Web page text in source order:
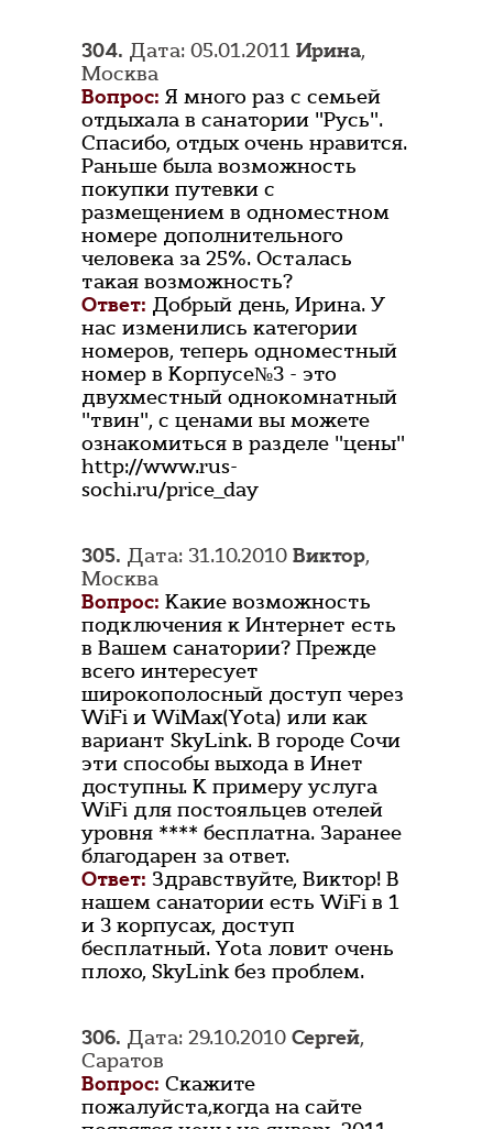
304. Дата: 05.01.2011 Ирина,
Москва
Вопрос: Я много раз с семьей
отдыхала в санатории "Русь".
Спасибо, отдых очень нравится.
Раньше была возможность
покупки путевки с
размещением в одноместном
номере дополнительного
человека за 25%. Осталась
такая возможность?
Ответ: Добрый день, Ирина. У
нас изменились категории
номеров, теперь одноместный
номер в Корпусе№3 - это
двухместный однокомнатный
"твин", с ценами вы можете
ознакомиться в разделе "цены"
http://www.rus-
sochi.ru/price_day
305. Дата: 31.10.2010 Виктор,
Москва
Вопрос: Какие возможность
подключения к Интернет есть
в Вашем санатории? Прежде
всего интересует
широкополосный доступ через
WiFi и WiMax(Yota) или как
вариант SkyLink. В городе Сочи
эти способы выхода в Инет
доступны. К примеру услуга
WiFi для постояльцев отелей
уровня **** бесплатна. Заранее
благодарен за ответ.
Ответ: Здравствуйте, Виктор! В
нашем санатории есть WiFi в 1
и 3 корпусах, доступ
бесплатный. Yota ловит очень
плохо, SkyLink без проблем.
306. Дата: 29.10.2010 Сергей,
Саратов
Вопрос: Скажите
пожалуйста,когда на сайте